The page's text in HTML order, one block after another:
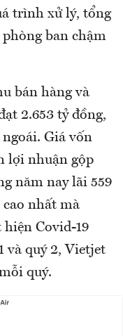
trình xử lý, tổng
ban chậm
bán hàng và
2.653 tỷ đồng,
Giá vốn
lợi nhuận gộp
năm nay lãi 559
nhất mà
Covid-19
và quý 2, Vietjet
quý.